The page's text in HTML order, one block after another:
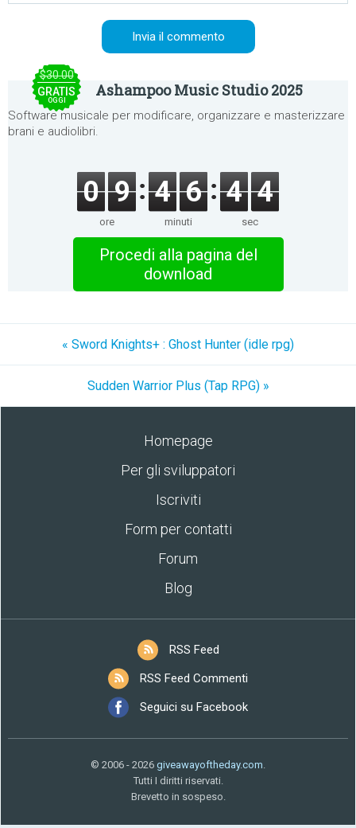
$30.00
GRATIS
OGGI
Ashampoo Music Studio 2025
Software musicale per modificare, organizzare e masterizzare
brani e audiolibri.
0 9
ore
4 6
minuti
4 4
sec
Procedi alla pagina del
download
« Sword Knights+ : Ghost Hunter (idle rpg)
Sudden Warrior Plus (Tap RPG) »
Homepage
Per gli sviluppatori
Iscriviti
Form per contatti
Forum
Blog
RSS Feed
RSS Feed Commenti
Seguici su Facebook
© 2006 - 2026 giveawayoftheday.com.
Tutti I diritti riservati.
Brevetto in sospeso.